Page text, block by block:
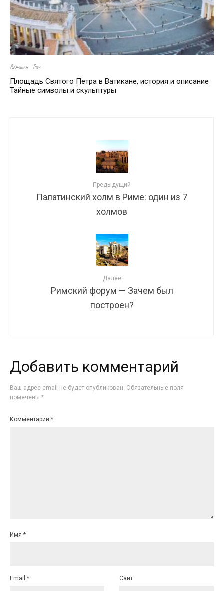
Ватикан Рим
Площадь Святого Петра в Ватикане, история и описание
Тайные символы и скульптуры
Предыдущий
Палатинский холм в Риме: один из 7
холмов
Далее
Римский форум — Зачем был
построен?
Добавить комментарий
Ваш адрес email не будет опубликован. Обязательные поля
помечены *
Комментарий *
Имя *
Email * Сайт